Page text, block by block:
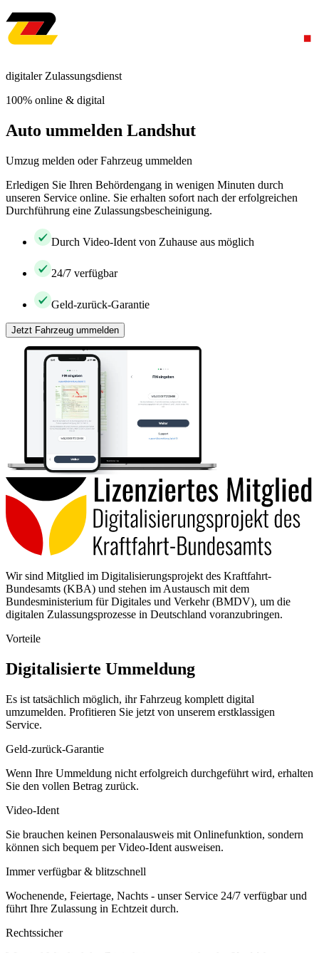
digitaler Zulassungsdienst
100% online & digital
Auto ummelden Landshut
Umzug melden oder Fahrzeug ummelden
Erledigen Sie Ihren Behördengang in wenigen Minuten durch
unseren Service online. Sie erhalten sofort nach der erfolgreichen
Durchführung eine Zulassungsbescheinigung.
Durch Video-Ident von Zuhause aus möglich
24/7 verfügbar
Geld-zurück-Garantie
Jetzt Fahrzeug ummelden
Wir sind Mitglied im Digitalisierungsprojekt des Kraftfahrt-
Bundesamts (KBA) und stehen im Austausch mit dem
Bundesministerium für Digitales und Verkehr (BMDV), um die
digitalen Zulassungsprozesse in Deutschland voranzubringen.
Vorteile
Digitalisierte Ummeldung
Es ist tatsächlich möglich, ihr Fahrzeug komplett digital
umzumelden. Profitieren Sie jetzt von unserem erstklassigen
Service.
Geld-zurück-Garantie
Wenn Ihre Ummeldung nicht erfolgreich durchgeführt wird, erhalten
Sie den vollen Betrag zurück.
Video-Ident
Sie brauchen keinen Personalausweis mit Onlinefunktion, sondern
können sich bequem per Video-Ident ausweisen.
Immer verfügbar & blitzschnell
Wochenende, Feiertage, Nachts - unser Service 24/7 verfügbar und
führt Ihre Zulassung in Echtzeit durch.
Rechtssicher